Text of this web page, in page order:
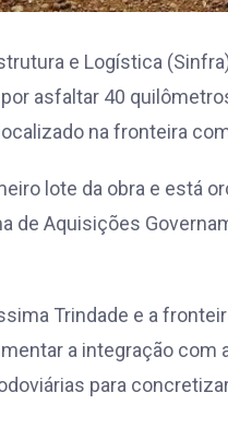
e Logística
asfaltar 40
na fronteira
lote da obra e está
de Aquisições
Trindade e a
a integração com
para